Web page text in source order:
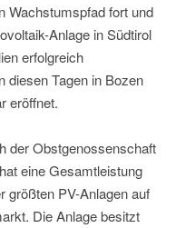
Wachstumspfad fort und
Anlage in Südtirol
erfolgreich
diesen Tagen in Bozen
eröffnet.
der Obstgenossenschaft
eine Gesamtleistung
größten PV-Anlagen auf
Die Anlage besitzt